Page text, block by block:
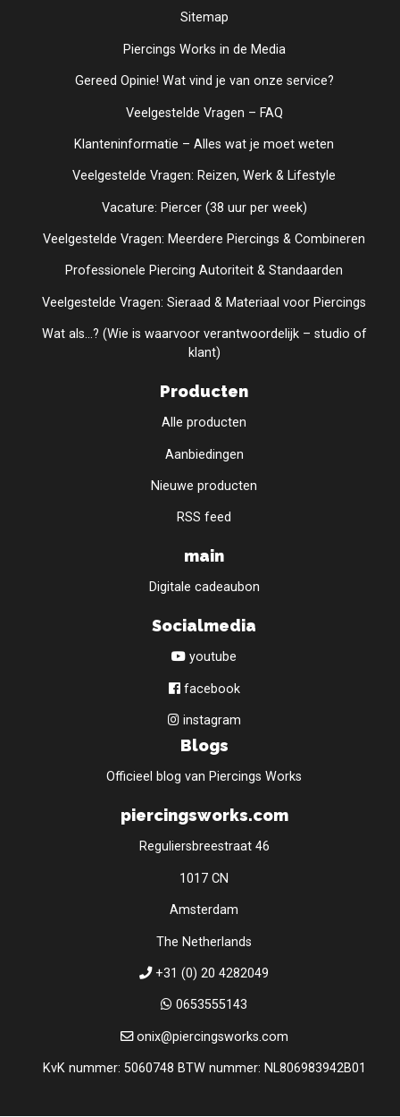
Sitemap
Piercings Works in de Media
Gereed Opinie! Wat vind je van onze service?
Veelgestelde Vragen – FAQ
Klanteninformatie – Alles wat je moet weten
Veelgestelde Vragen: Reizen, Werk & Lifestyle
Vacature: Piercer (38 uur per week)
Veelgestelde Vragen: Meerdere Piercings & Combineren
Professionele Piercing Autoriteit & Standaarden
Veelgestelde Vragen: Sieraad & Materiaal voor Piercings
Wat als...? (Wie is waarvoor verantwoordelijk – studio of
klant)
Producten
Alle producten
Aanbiedingen
Nieuwe producten
RSS feed
main
Digitale cadeaubon
Socialmedia
youtube
facebook
instagram
Blogs
Officieel blog van Piercings Works
piercingsworks.com
Reguliersbreestraat 46
1017 CN
Amsterdam
The Netherlands
+31 (0) 20 4282049
0653555143
onix@piercingsworks.com
KvK nummer: 5060748 BTW nummer: NL806983942B01